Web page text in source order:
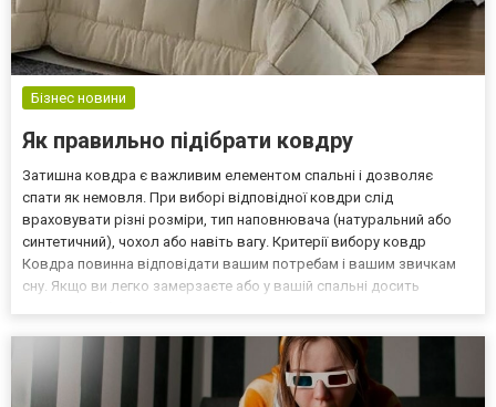
Бізнес новини
Як правильно підібрати ковдру
Затишна ковдра є важливим елементом спальні і дозволяє
спати як немовля. При виборі відповідної ковдри слід
враховувати різні розміри, тип наповнювача (натуральний або
синтетичний), чохол або навіть вагу. Критерії вибору ковдр
Ковдра повинна відповідати вашим потребам і вашим звичкам
сну. Якщо ви легко замерзаєте або у вашій спальні досить